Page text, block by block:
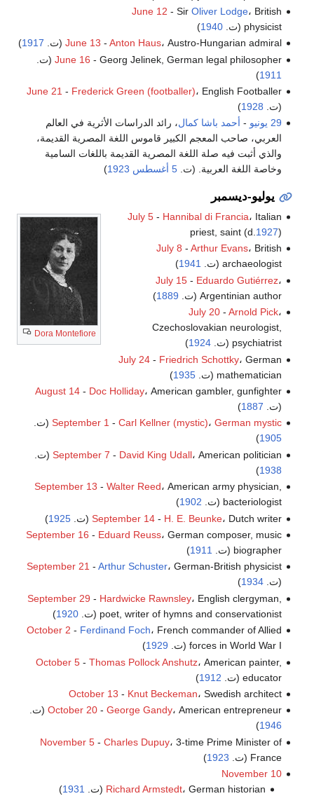
June 12 - Sir Oliver Lodge، British
physicist (ت.
1940
)
June 13 - Anton Haus، Austro-Hungarian admiral (ت. 1917
)
June 16 - Georg Jelinek, German legal philosopher (ت.
1911
)
June 21 - Frederick Green (footballer)، English Footballer
(ت. 1928
)
29 يونيو
- أحمد باشا كمال، رائد الدراسات الأثرية في العالم
العربي، صاحب المعجم الكبير قاموس اللغة المصرية القديمة،
والذي أثبت فيه صلة اللغة المصرية القديمة باللغات السامية
وخاصة اللغة العربية. (ت.5 أغسطس 1923
)
يوليو-ديسمبر
Dora Montefiore
July 5- Hannibal di Francia، Italian
priest, saint (d. 1927)
July 8 - Arthur Evans، British
archaeologist (ت.
1941
)
July 15- Eduardo Gutiérrez،
Argentinian author (ت.
1889
)
July 20- Arnold Pick،
Czechoslovakian neurologist,
psychiatrist (ت.
1924
)
July 24- Friedrich Schottky، German
mathematician (ت.
1935
)
August 14- Doc Holliday، American gambler, gunfighter
(ت. 1887
)
September 1 - Carl Kellner (mystic)، German mystic
(ت.
1905
)
September 7 - David King Udall، American politician (ت.
1938
)
September 13 - Walter Reed، American army physician,
bacteriologist (ت.
1902
)
September 14- H. E. Beunke، Dutch writer (ت. 1925
)
September 16 - Eduard Reuss، German composer, music
biographer (ت.
1911
)
September 21 - Arthur Schuster، German-British physicist
(ت.1934
)
September 29 - Hardwicke Rawnsley، English clergyman,
poet, writer of hymns and conservationist (ت.
1920
)
October 2 - Ferdinand Foch، French commander of Allied
forces in World War I (ت.
1929
)
October 5- Thomas Pollock Anshutz، American painter,
educator (ت.
1912
)
October 13 - Knut Beckeman، Swedish architect
October 20- George Gandy، American entrepreneur (ت.
1946
)
November 5- Charles Dupuy، 3-time Prime Minister of
France (ت.
1923
)
November 10
Richard Armstedt، German historian (ت. 1931
)